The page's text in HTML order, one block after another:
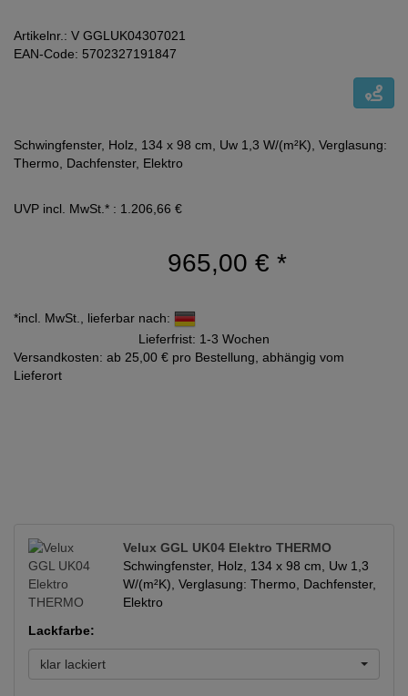
Artikelnr.: V GGLUK04307021
EAN-Code: 5702327191847
Schwingfenster, Holz, 134 x 98 cm, Uw 1,3 W/(m²K), Verglasung:
Thermo, Dachfenster, Elektro
UVP incl. MwSt.* : 1.206,66 €
965,00 € *
*incl. MwSt., lieferbar nach:
Lieferfrist: 1-3 Wochen
Versandkosten: ab 25,00 € pro Bestellung, abhängig vom
Lieferort
Velux GGL UK04 Elektro THERMO
Schwingfenster, Holz, 134 x 98 cm, Uw 1,3
W/(m²K), Verglasung: Thermo, Dachfenster,
Elektro
Lackfarbe:
klar lackiert